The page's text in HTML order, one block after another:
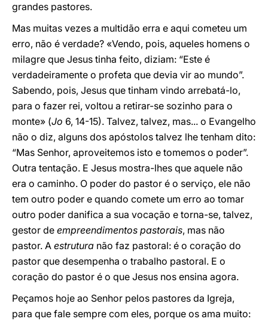
grandes pastores.
Mas muitas vezes a multidão erra e aqui cometeu um
erro, não é verdade? «Vendo, pois, aqueles homens o
milagre que Jesus tinha feito, diziam: “Este é
verdadeiramente o profeta que devia vir ao mundo”.
Sabendo, pois, Jesus que tinham vindo arrebatá-lo,
para o fazer rei, voltou a retirar-se sozinho para o
monte» (Jo 6, 14-15). Talvez, talvez, mas... o Evangelho
não o diz, alguns dos apóstolos talvez lhe tenham dito:
“Mas Senhor, aproveitemos isto e tomemos o poder”.
Outra tentação. E Jesus mostra-lhes que aquele não
era o caminho. O poder do pastor é o serviço, ele não
tem outro poder e quando comete um erro ao tomar
outro poder danifica a sua vocação e torna-se, talvez,
gestor de empreendimentos pastorais, mas não
pastor. A estrutura não faz pastoral: é o coração do
pastor que desempenha o trabalho pastoral. E o
coração do pastor é o que Jesus nos ensina agora.
Peçamos hoje ao Senhor pelos pastores da Igreja,
para que fale sempre com eles, porque os ama muito: